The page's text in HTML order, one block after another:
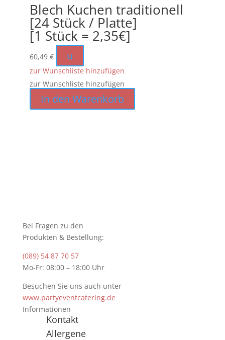
Blech Kuchen traditionell
[24 Stück / Platte]
[1 Stück = 2,35€]
60,49 € u
zur Wunschliste hinzufügen
zur Wunschliste hinzufügen
In den Warenkorb
Bei Fragen zu den
Produkten & Bestellung:
(089) 54 87 70 57
Mo-Fr: 08:00 – 18:00 Uhr
Besuchen Sie uns auch unter
www.partyeventcatering.de
Informationen
Kontakt
Allergene